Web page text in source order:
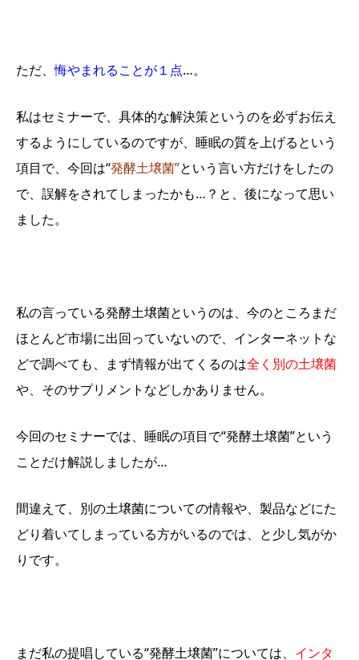
ただ、悔やまれることが１点…。
私はセミナーで、具体的な解決策というのを必ずお伝え
するようにしているのですが、睡眠の質を上げるという
項目で、今回は“発酵土壌菌”という言い方だけをしたの
で、誤解をされてしまったかも…？と、後になって思い
ました。
私の言っている発酵土壌菌というのは、今のところまだ
ほとんど市場に出回っていないので、インターネットな
どで調べても、まず情報が出てくるのは全く別の土壌菌
や、そのサプリメントなどしかありません。
今回のセミナーでは、睡眠の項目で“発酵土壌菌”という
ことだけ解説しましたが…
間違えて、別の土壌菌についての情報や、製品などにた
どり着いてしまっている方がいるのでは、と少し気がか
りです。
まだ私の提唱している“発酵土壌菌”については、 インタ